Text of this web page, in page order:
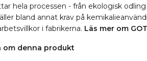
hela processen - från ekologisk
bland annat krav på
i fabrikerna. Läs mer om
om denna produkt